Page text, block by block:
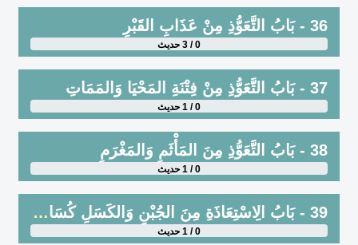
36 - بَابُ التَّعَوُّذِ مِنْ عَذَابِ القَبْرِ
0 / 3 حديث
37 - بَابُ التَّعَوُّذِ مِنْ فِتْنَةِ المَحْيَا وَالمَمَاتِ
0 / 1 حديث
38 - بَابُ التَّعَوُّذِ مِنَ المَأْثَمِ وَالمَغْرَمِ
0 / 1 حديث
39 - بَابُ الِاسْتِعَاذَةِ مِنَ الجُبْنِ وَالكَسَلِ كُسَالَى وَكَسَالَى وَاحِدٌ
0 / 1 حديث